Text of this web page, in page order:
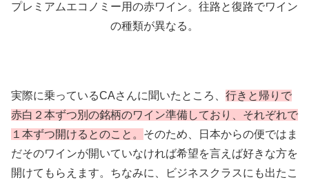
プレミアムエコノミー用の赤ワイン。往路と復路でワイン
の種類が異なる。
実際に乗っているCAさんに聞いたところ、 行きと帰りで
赤白２本ずつ別の銘柄のワイン準備しており、それぞれで
１本ずつ開けるとのこと。 そのため、日本からの便ではま
だそのワインが開いていなければ希望を言えば好きな方を
開けてもらえます。ちなみに、ビジネスクラスにも出たこ